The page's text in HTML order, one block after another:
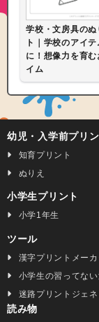
学校・文房具の
ト｜学校のアイ
に！想像力を育む
イム
幼児・入学前プリ
知育プリント
ぬりえ
小学生プリント
小学1年生
ツール
漢字プリントメーカ
小学生の習ってな
迷路プリントジェ
読み物